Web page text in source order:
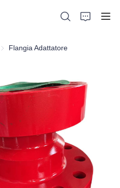
Flangia
Flangia Adattatore